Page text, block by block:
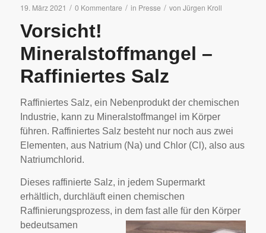
19. März 2021 / 0 Kommentare / in Presse / von Jürgen Kroll
Vorsicht!
Mineralstoffmangel –
Raffiniertes Salz
Raffiniertes Salz, ein Nebenprodukt der chemischen
Industrie, kann zu Mineralstoffmangel im Körper
führen. Raffiniertes Salz besteht nur noch aus zwei
Elementen, aus Natrium (Na) und Chlor (Cl), also aus
Natriumchlorid.
Dieses raffinierte Salz, in jedem Supermarkt
erhältlich, durchläuft einen chemischen
Raffinierungsprozess, in dem fast allefür den Körper
bedeutsamen